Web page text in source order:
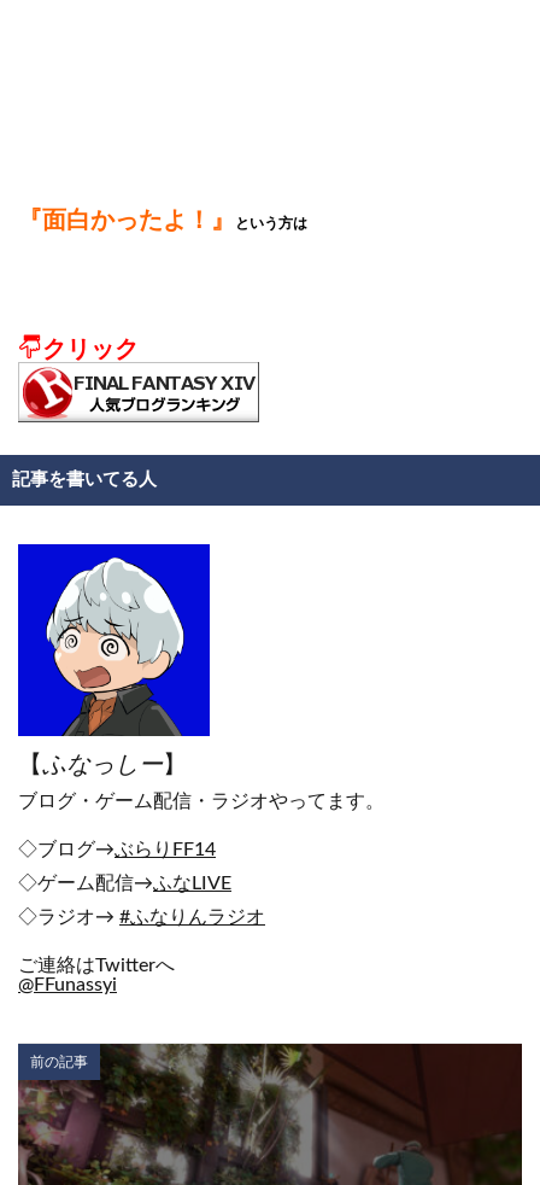
『面白かったよ！』 という方は
クリック
記事を書いてる人
【 ふなっしー】
ブログ・ゲーム配信・ラジオやってます。
◇ブログ→ぶらりFF14
◇ゲーム配信→ふなLIVE
◇ラジオ→ #ふなりんラジオ
ご連絡はTwitterへ
@FFunassyi
前の記事